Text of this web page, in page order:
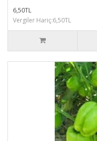
6,50TL
Vergiler Hariç:6,50TL